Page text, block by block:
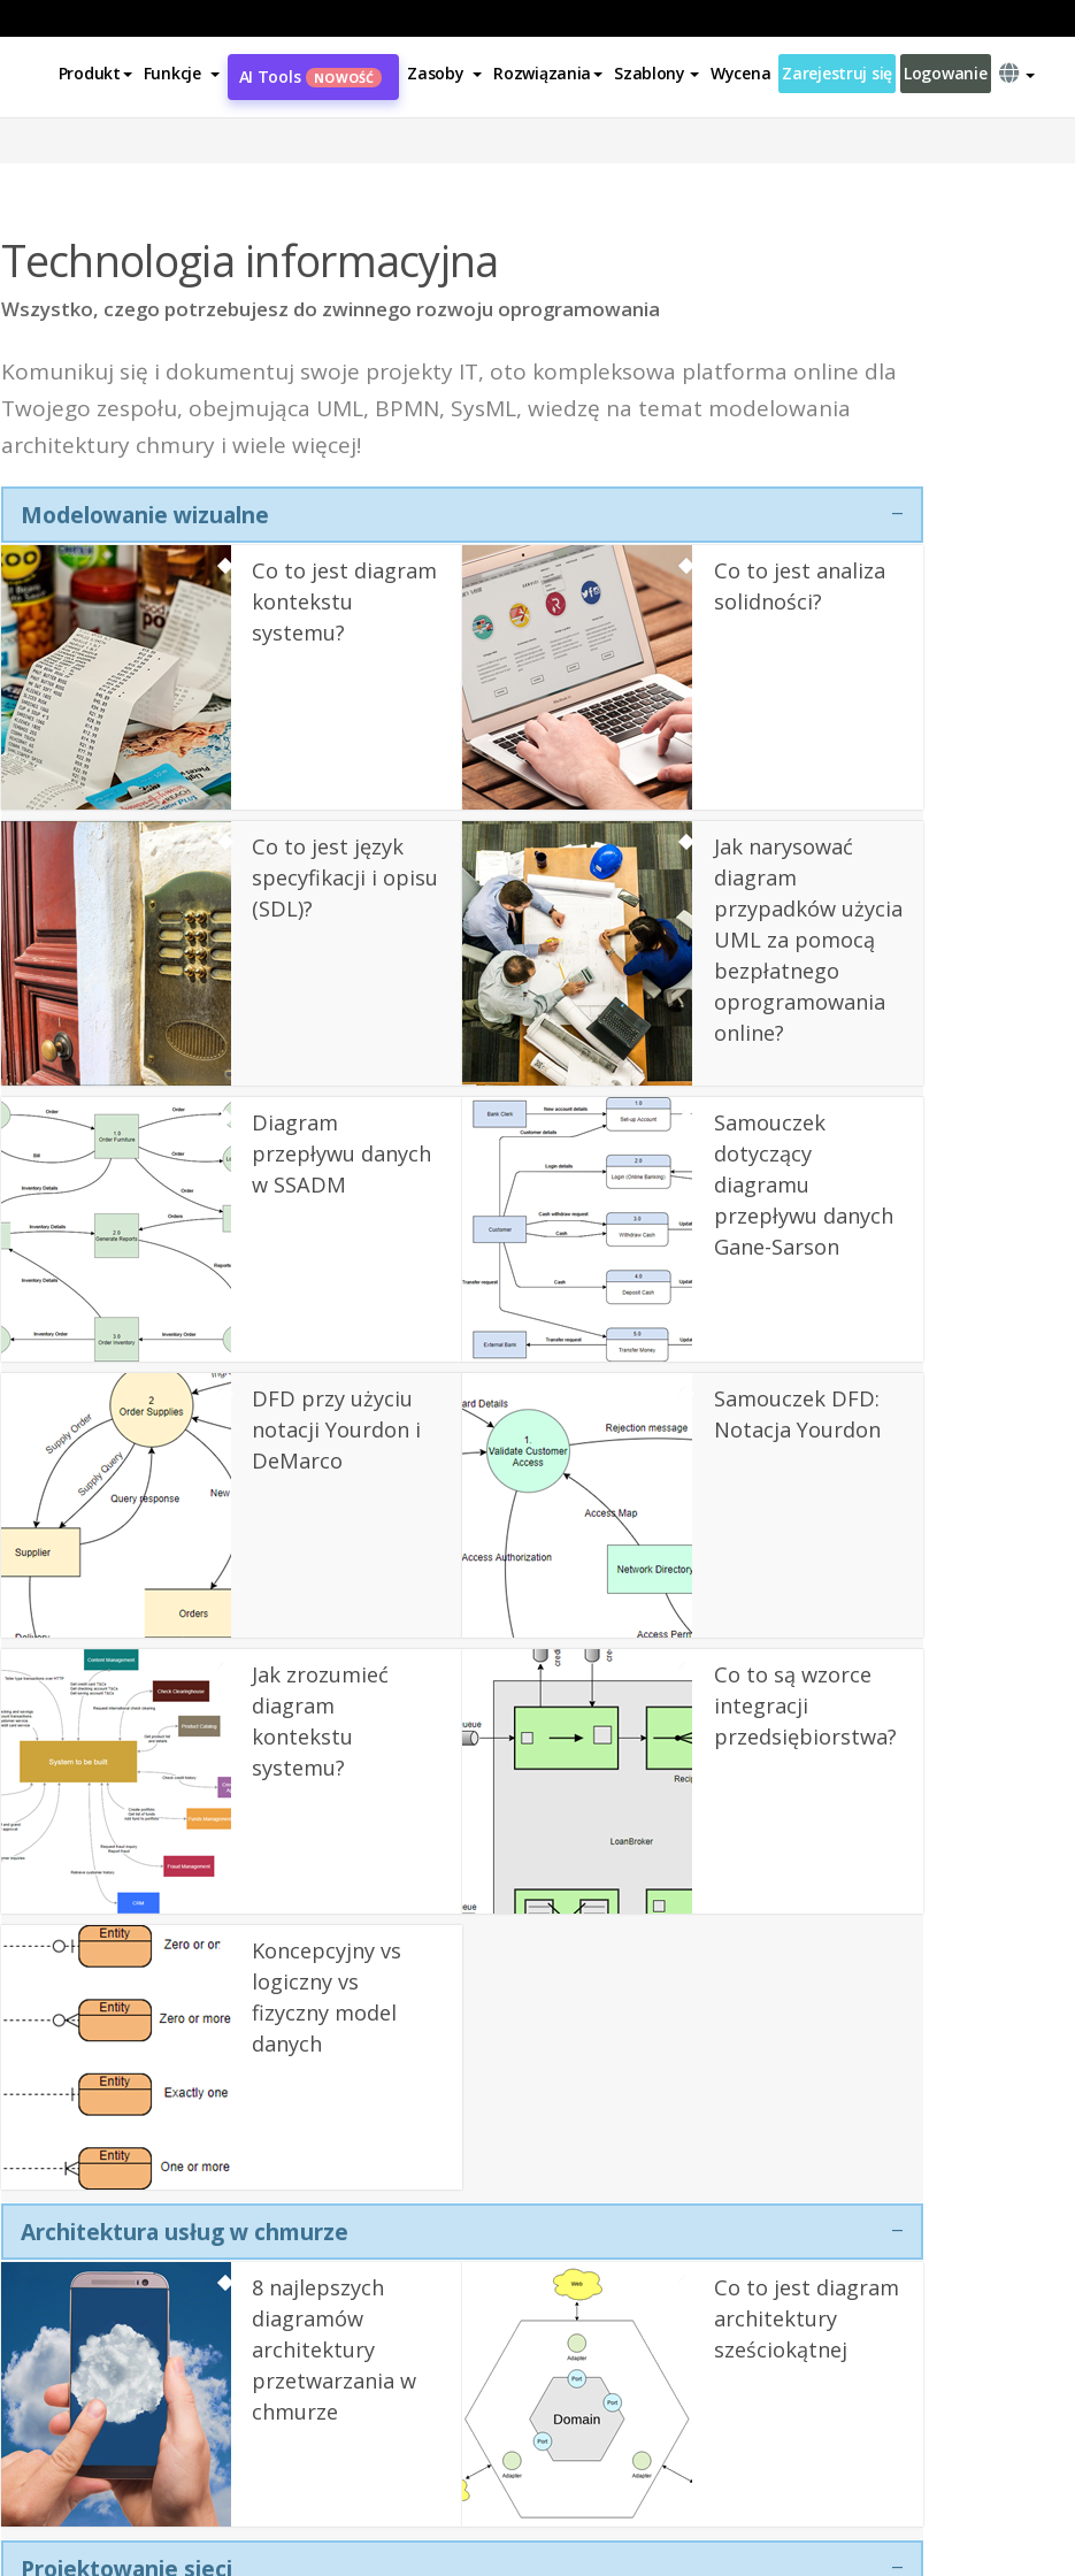
Produkt Funkcje AI Tools NOWOŚĆ Zasoby Rozwiązania Szablony Wycena Zarejestruj się Logowanie
Technologia informacyjna
Wszystko, czego potrzebujesz do zwinnego rozwoju oprogramowania
Komunikuj się i dokumentuj swoje projekty IT, oto kompleksowa platforma online dla
Twojego zespołu, obejmująca UML, BPMN, SysML, wiedzę na temat modelowania
architektury chmury i wiele więcej!
Modelowanie wizualne
Co to jest diagram
kontekstu
systemu?
Co to jest analiza
solidności?
Co to jest język
specyfikacji i opisu
(SDL)?
Jak narysować
diagram
przypadków użycia
UML za pomocą
bezpłatnego
oprogramowania
online?
Diagram
przepływu danych
w SSADM
Samouczek
dotyczący
diagramu
przepływu danych
Gane-Sarson
DFD przy użyciu
notacji Yourdon i
DeMarco
Samouczek DFD:
Notacja Yourdon
Jak zrozumieć
diagram
kontekstu
systemu?
Co to są wzorce
integracji
przedsiębiorstwa?
Koncepcyjny vs
logiczny vs
fizyczny model
danych
Architektura usług w chmurze
8 najlepszych
diagramów
architektury
przetwarzania w
chmurze
Co to jest diagram
architektury
sześciokątnej
Projektowanie sieci